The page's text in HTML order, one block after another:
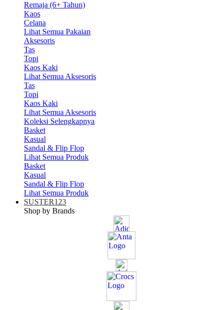
Remaja (6+ Tahun)
Kaos
Celana
Lihat Semua Pakaian
Aksesoris
Tas
Topi
Kaos Kaki
Lihat Semua Aksesoris
Tas
Topi
Kaos Kaki
Lihat Semua Aksesoris
Koleksi Selengkapnya
Basket
Kasual
Sandal & Flip Flop
Lihat Semua Produk
Basket
Kasual
Sandal & Flip Flop
Lihat Semua Produk
SUSTER123
Shop by Brands